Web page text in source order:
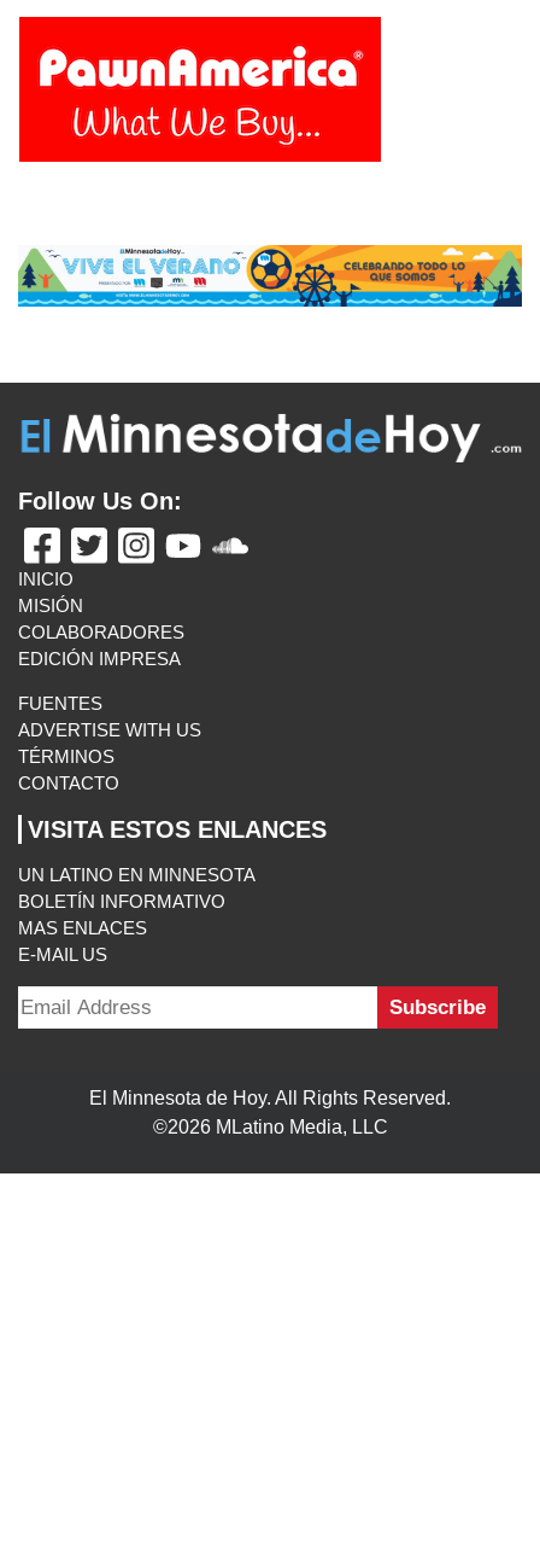
Follow Us On:
INICIO
MISIÓN
COLABORADORES
EDICIÓN IMPRESA
FUENTES
ADVERTISE WITH US
TÉRMINOS
CONTACTO
VISITA ESTOS ENLANCES
UN LATINO EN MINNESOTA
BOLETÍN INFORMATIVO
MAS ENLACES
E-MAIL US
El Minnesota de Hoy. All Rights Reserved.
©2026 MLatino Media, LLC